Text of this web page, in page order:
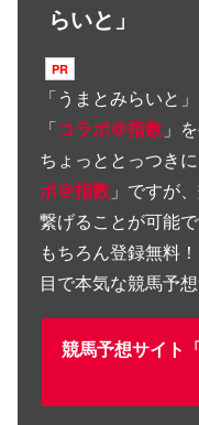
らいと」
「うまとみらいと
「コラボ＠指数 」
ちょっととっつき
ボ＠指数 」ですが
繋げることが可能で
もちろん登録無料
目で本気な競馬予想
競馬予想サイト